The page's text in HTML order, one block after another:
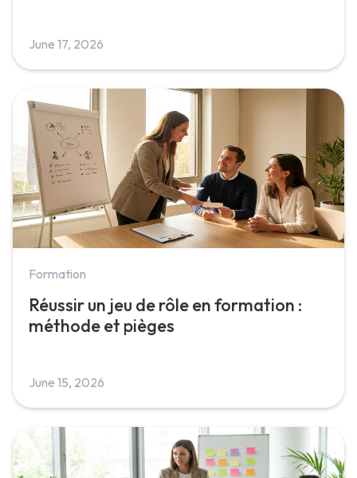
June 17, 2026
Formation
Réussir un jeu de rôle en formation :
méthode et pièges
June 15, 2026